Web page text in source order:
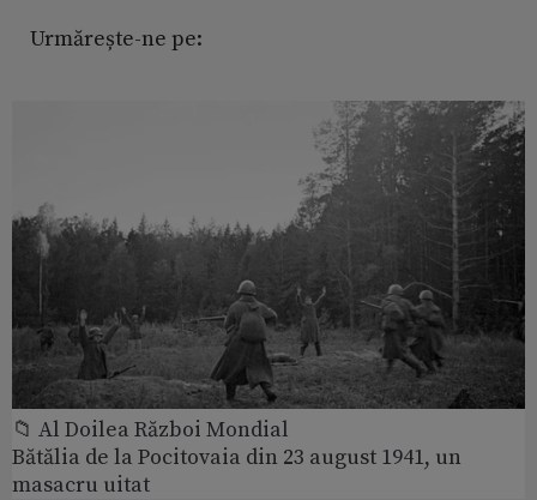
Urmărește-ne pe:
📁 Al Doilea Război Mondial
Bătălia de la Pocitovaia din 23 august 1941, un
masacru uitat